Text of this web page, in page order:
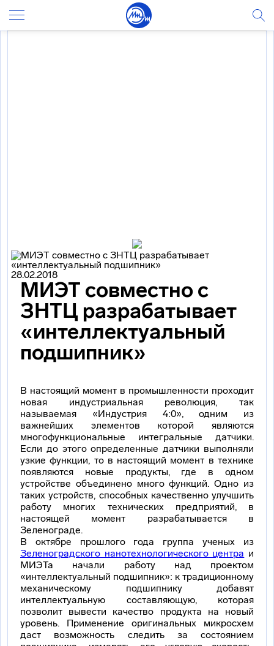
28.02.2018
МИЭТ совместно с
ЗНТЦ разрабатывает
«интеллектуальный
подшипник»
В настоящий момент в промышленности проходит
новая индустриальная революция, так
называемая «Индустрия 4:0», одним из
важнейших элементов которой являются
многофункциональные интегральные датчики.
Если до этого определенные датчики выполняли
узкие функции, то в настоящий момент в технике
появляются новые продукты, где в одном
устройстве объединено много функций. Одно из
таких устройств, способных качественно улучшить
работу многих технических предприятий, в
настоящей момент разрабатывается в
Зеленограде.
В октябре прошлого года группа ученых из
Зеленоградского нанотехнологического центра и
МИЭТа начали работу над проектом
«интеллектуальный подшипник»: к традиционному
механическому подшипнику добавят
интеллектуальную составляющую, которая
позволит вывести качество продукта на новый
уровень. Применение оригинальных микросхем
даст возможность следить за состоянием